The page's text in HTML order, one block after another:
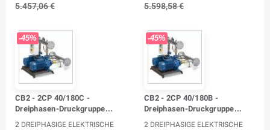
5.457,06 € 5.598,58 €
-45%
CB2 - 2CP 40/180C -
Dreiphasen-Druckgruppe...
2 DREIPHASIGE ELEKTRISCHE
-45%
CB2 - 2CP 40/180B -
Dreiphasen-Druckgruppe...
2 DREIPHASIGE ELEKTRISCHE